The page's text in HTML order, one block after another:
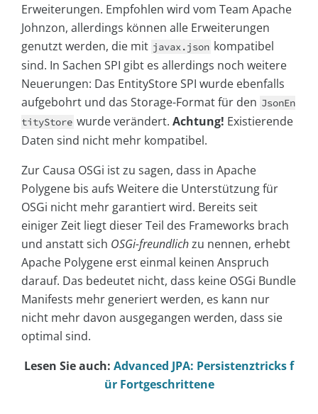
Erweiterungen. Empfohlen wird vom Team Apache
Johnzon, allerdings können alle Erweiterungen
genutzt werden, die mit javax.json kompatibel
sind. In Sachen SPI gibt es allerdings noch weitere
Neuerungen: Das EntityStore SPI wurde ebenfalls
aufgebohrt und das Storage-Format für den JsonEn
tityStore wurde verändert. Achtung! Existierende
Daten sind nicht mehr kompatibel.
Zur Causa OSGi ist zu sagen, dass in Apache
Polygene bis aufs Weitere die Unterstützung für
OSGi nicht mehr garantiert wird. Bereits seit
einiger Zeit liegt dieser Teil des Frameworks brach
und anstatt sich OSGi-freundlichzu nennen, erhebt
Apache Polygene erst einmal keinen Anspruch
darauf. Das bedeutet nicht, dass keine OSGi Bundle
Manifests mehr generiert werden, es kann nur
nicht mehr davon ausgegangen werden, dass sie
optimal sind.
Lesen Sie auch: Advanced JPA: Persistenztricks f
ür Fortgeschrittene